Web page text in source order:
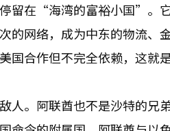
留在“海湾的富裕小国”。
的网络，成为中东的物流、
合作但不完全依赖，这就
人。阿联酋也不是沙特的兄